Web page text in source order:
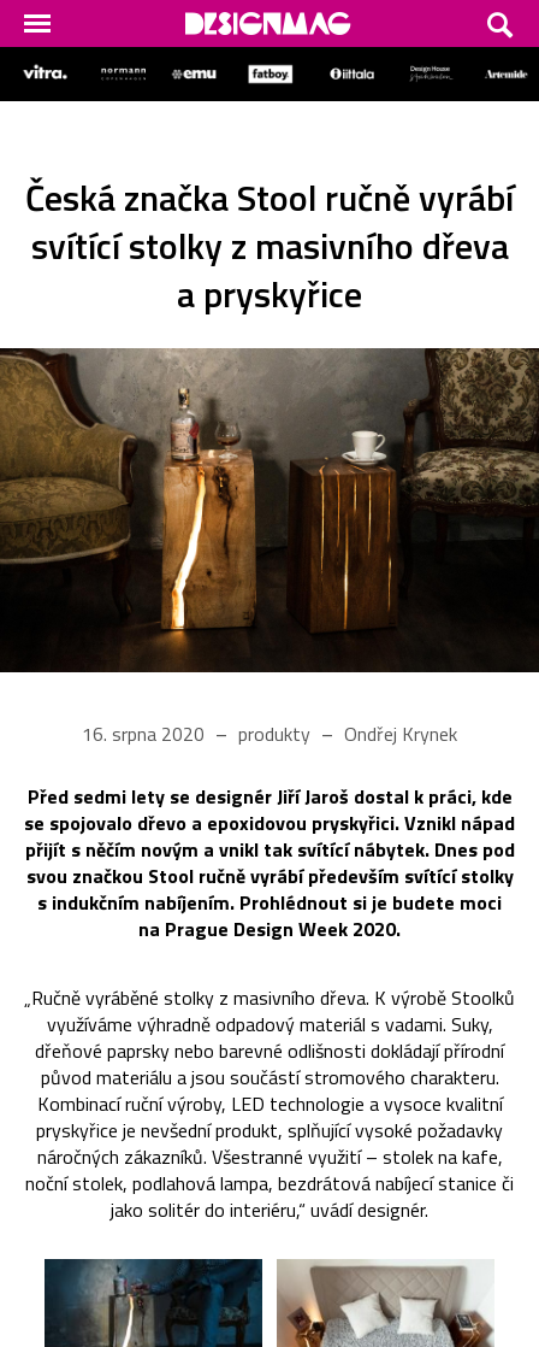
Česká značka Stool ručně vyrábí
svítící stolky z masivního dřeva
a pryskyřice
16. srpna 2020 produkty Ondřej Krynek
Před sedmi lety se designér Jiří Jaroš dostal k práci, kde
se spojovalo dřevo a epoxidovou pryskyřici. Vznikl nápad
přijít s něčím novým a vnikl tak svítící nábytek. Dnes pod
svou značkou Stool ručně vyrábí především svítící stolky
s indukčním nabíjením. Prohlédnout si je budete moci
na Prague Design Week 2020.
„Ručně vyráběné stolky z masivního dřeva. K výrobě Stoolků
využíváme výhradně odpadový materiál s vadami. Suky,
dřeňové paprsky nebo barevné odlišnosti dokládají přírodní
původ materiálu a jsou součástí stromového charakteru.
Kombinací ruční výroby, LED technologie a vysoce kvalitní
pryskyřice je nevšední produkt, splňující vysoké požadavky
náročných zákazníků. Všestranné využití – stolek na kafe,
noční stolek, podlahová lampa, bezdrátová nabíjecí stanice či
jako solitér do interiéru,“ uvádí designér.